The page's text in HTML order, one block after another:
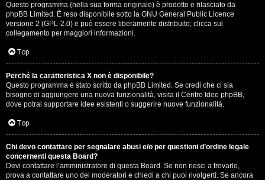
Questo programma (nella sua forma originale) è prodotto e rilasciato da
phpBB Limited . È reso disponibile sotto la GNU General Public Licence
versione 2 (GPL-2.0) e può essere liberamente distribuito; clicca sul
collegamento per maggiori informazioni.
Top
Perché la caratteristica X non è disponibile?
Questo programma è stato scritto da phpBB Limited. Se credi che ci sia
bisogno di aggiungere una nuova funzionalità, visita il Centro Idee phpBB,
dove potrai supportare idee esistenti o suggerire nuove funzionalità.
Top
Chi devo contattare per segnalare abusi e/o per questioni d’ordine legale
concernenti questa Board?
Devi contattare l’amministratore di questa Board. Se non riesci a trovarlo,
prova a contattare uno dei moderatori e chiedi a chi puoi rivolgerti. Se ancora